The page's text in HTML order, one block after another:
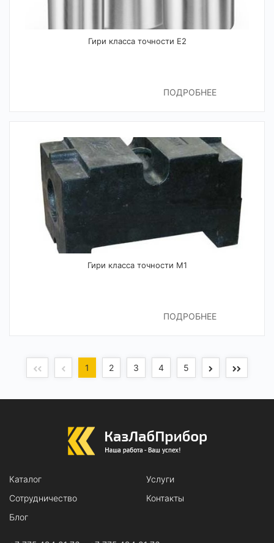
Гири класса точности Е2
ПОДРОБНЕЕ
Гири класса точности М1
ПОДРОБНЕЕ
1 2 3 4 5
Каталог
Услуги
Сотрудничество
Контакты
Блог